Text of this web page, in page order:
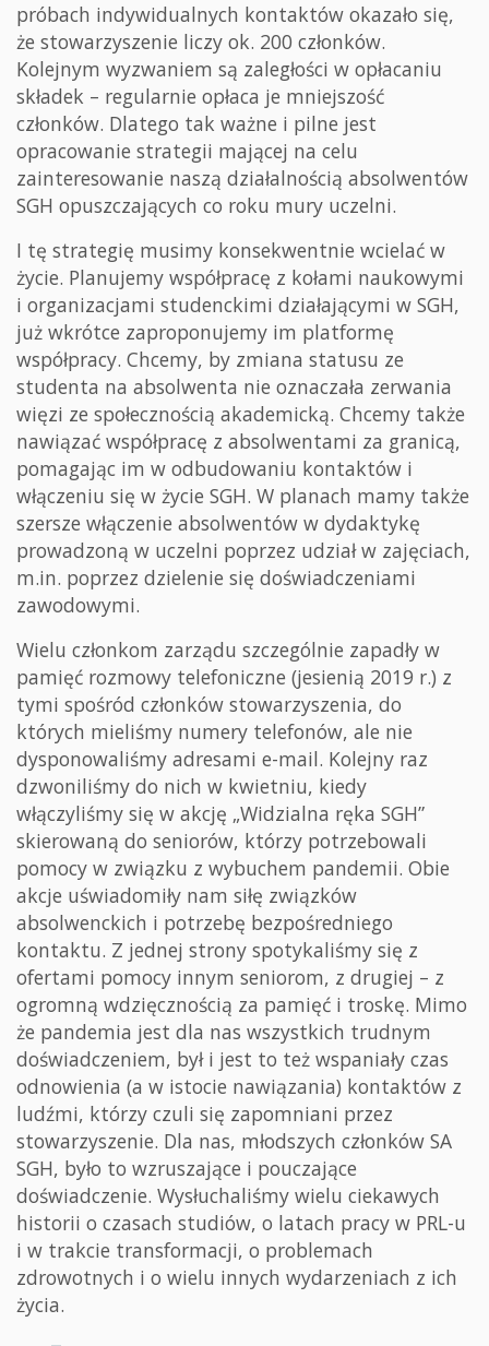
próbach indywidualnych kontaktów okazało się,
że stowarzyszenie liczy ok. 200 członków.
Kolejnym wyzwaniem są zaległości w opłacaniu
składek – regularnie opłaca je mniejszość
członków. Dlatego tak ważne i pilne jest
opracowanie strategii mającej na celu
zainteresowanie naszą działalnością absolwentów
SGH opuszczających co roku mury uczelni.
I tę strategię musimy konsekwentnie wcielać w
życie. Planujemy współpracę z kołami naukowymi
i organizacjami studenckimi działającymi w SGH,
już wkrótce zaproponujemy im platformę
współpracy. Chcemy, by zmiana statusu ze
studenta na absolwenta nie oznaczała zerwania
więzi ze społecznością akademicką. Chcemy także
nawiązać współpracę z absolwentami za granicą,
pomagając im w odbudowaniu kontaktów i
włączeniu się w życie SGH. W planach mamy także
szersze włączenie absolwentów w dydaktykę
prowadzoną w uczelni poprzez udział w zajęciach,
m.in. poprzez dzielenie się doświadczeniami
zawodowymi.
Wielu członkom zarządu szczególnie zapadły w
pamięć rozmowy telefoniczne (jesienią 2019 r.) z
tymi spośród członków stowarzyszenia, do
których mieliśmy numery telefonów, ale nie
dysponowaliśmy adresami e-mail. Kolejny raz
dzwoniliśmy do nich w kwietniu, kiedy
włączyliśmy się w akcję „Widzialna ręka SGH”
skierowaną do seniorów, którzy potrzebowali
pomocy w związku z wybuchem pandemii. Obie
akcje uświadomiły nam siłę związków
absolwenckich i potrzebę bezpośredniego
kontaktu. Z jednej strony spotykaliśmy się z
ofertami pomocy innym seniorom, z drugiej – z
ogromną wdzięcznością za pamięć i troskę. Mimo
że pandemia jest dla nas wszystkich trudnym
doświadczeniem, był i jest to też wspaniały czas
odnowienia (a w istocie nawiązania) kontaktów z
ludźmi, którzy czuli się zapomniani przez
stowarzyszenie. Dla nas, młodszych członków SA
SGH, było to wzruszające i pouczające
doświadczenie. Wysłuchaliśmy wielu ciekawych
historii o czasach studiów, o latach pracy w PRL-u
i w trakcie transformacji, o problemach
zdrowotnych i o wielu innych wydarzeniach z ich
życia.